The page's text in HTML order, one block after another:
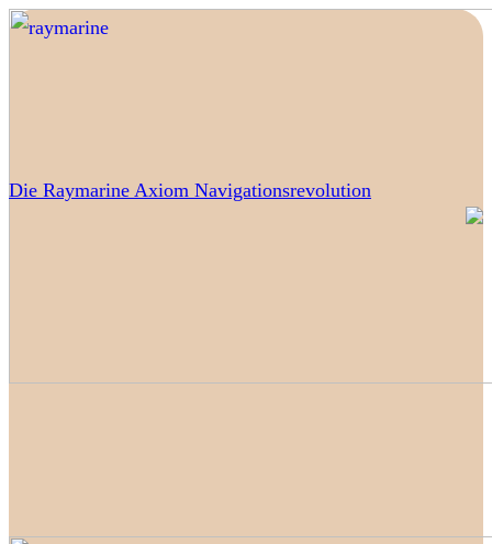
Die Raymarine Axiom Navigationsrevolution